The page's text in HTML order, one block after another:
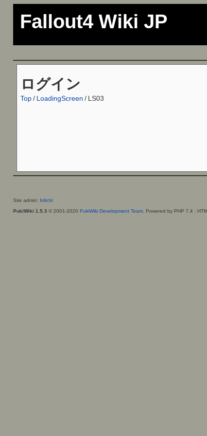
Fallout4 Wiki JP
ログイン
Top/ LoadingScreen / LS03
Site admin: Irrlicht
PukiWiki 1.5.3 © 2001-2020 PukiWiki Development Team. Powered by PHP 7.4 :